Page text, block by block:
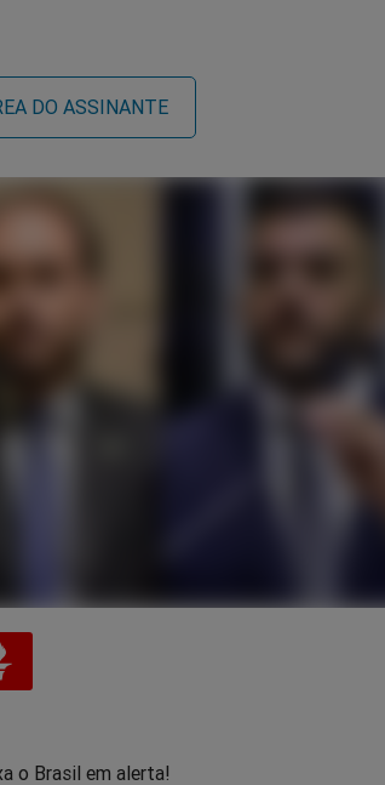
DO ASSINANTE
o Brasil em alerta!